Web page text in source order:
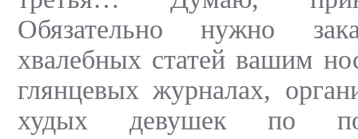
Обязательно нужно
хвалебных статей вашим
глянцевых журналах,
худых девушек по